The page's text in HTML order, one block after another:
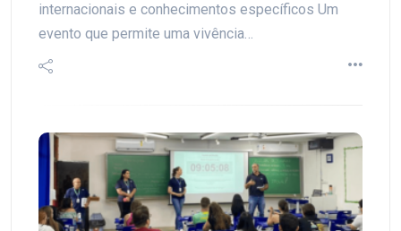
internacionais e conhecimentos específicos Um
evento que permite uma vivência…